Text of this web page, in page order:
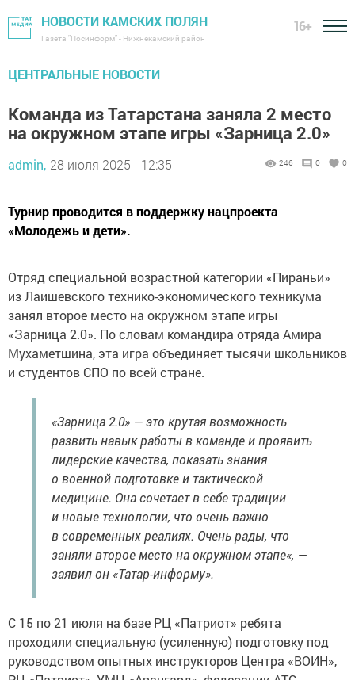
НОВОСТИ КАМСКИХ ПОЛЯН
Газета "Посинформ" - Нижнекамский район
16+
ЦЕНТРАЛЬНЫЕ НОВОСТИ
Команда из Татарстана заняла 2 место
на окружном этапе игры «Зарница 2.0»
admin, 28 июля 2025 - 12:35 246 0 0
Турнир проводится в поддержку нацпроекта
«Молодежь и дети».
Отряд специальной возрастной категории «Пираньи»
из Лаишевского технико-экономического техникума
занял второе место на окружном этапе игры
«Зарница 2.0». По словам командира отряда Амира
Мухаметшина, эта игра объединяет тысячи школьников
и студентов СПО по всей стране.
«Зарница 2.0» — это крутая возможность
развить навык работы в команде и проявить
лидерские качества, показать знания
о военной подготовке и тактической
медицине. Она сочетает в себе традиции
и новые технологии, что очень важно
в современных реалиях. Очень рады, что
заняли второе место на окружном этапе«, —
заявил он «Татар-информу».
С 15 по 21 июля на базе РЦ «Патриот» ребята
проходили специальную (усиленную) подготовку под
руководством опытных инструкторов Центра «ВОИН»,